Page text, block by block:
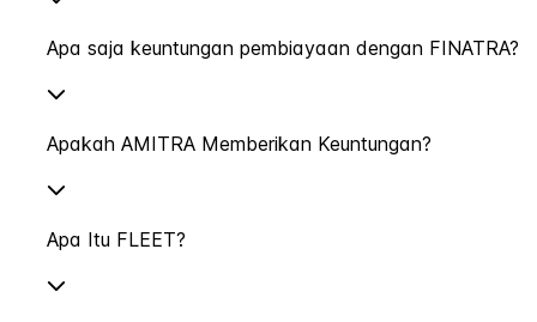
Apa saja keuntungan pembiayaan dengan FINATRA?
Apakah AMITRA Memberikan Keuntungan?
Apa Itu FLEET?